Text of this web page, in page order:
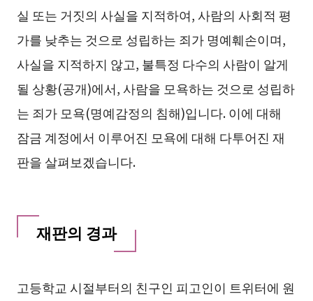
실 또는 거짓의 사실을 지적하여, 사람의 사회적 평
가를 낮추는 것으로 성립하는 죄가 명예훼손이며,
사실을 지적하지 않고, 불특정 다수의 사람이 알게
될 상황(공개)에서, 사람을 모욕하는 것으로 성립하
는 죄가 모욕(명예감정의 침해)입니다. 이에 대해
잠금 계정에서 이루어진 모욕에 대해 다투어진 재
판을 살펴보겠습니다.
재판의 경과
고등학교 시절부터의 친구인 피고인이 트위터에 원